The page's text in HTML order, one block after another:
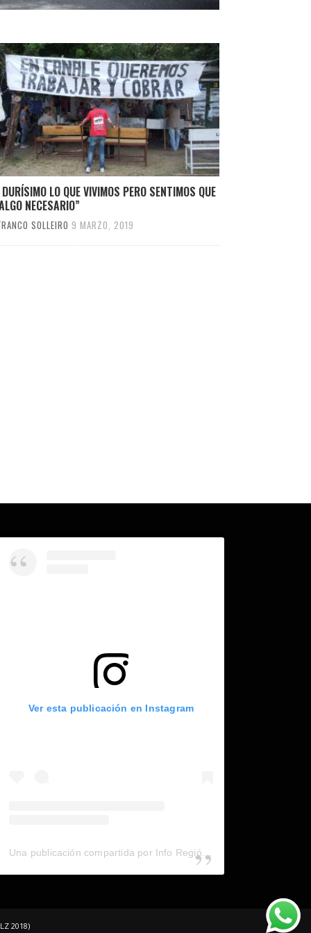
DURÍSIMO LO QUE VIVIMOS PERO SENTIMOS QUE
NECESARIO”
SOLLEIRO 9 MARZO, 2019
Ver esta publicación en Instagram
Una publicación compartida por Info Región (@inforegion_redes)
2018)